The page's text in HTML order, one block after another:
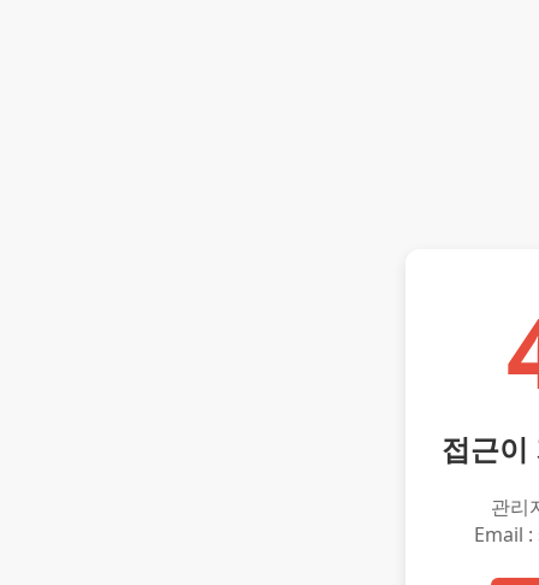
접근이
관리
Email